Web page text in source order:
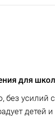
для
усилий
детей и